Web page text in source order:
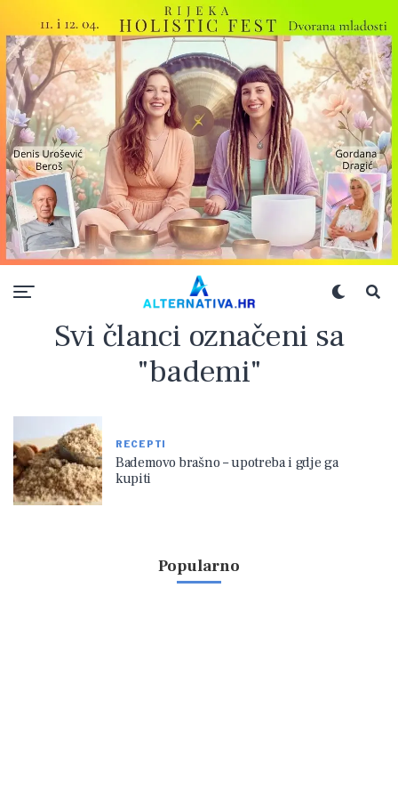
Svi članci označeni sa
"bademi"
RECEPTI
Bademovo brašno – upotreba i gdje ga
kupiti
Popularno